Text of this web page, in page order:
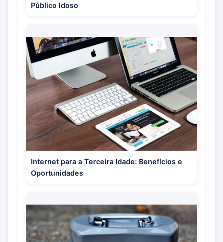
Público Idoso
Internet para a Terceira Idade: Benefícios e
Oportunidades